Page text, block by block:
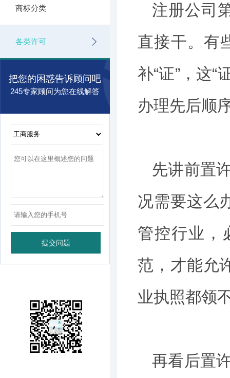
商标分类
各类许可
把您的困惑告诉顾问吧
245专家顾问为您在线解答
注册公司
直接干。有
补“证”，这“
办理先后顺
先讲前置
况需要这么
管控行业，
范，才能允
业执照都领
再看后置